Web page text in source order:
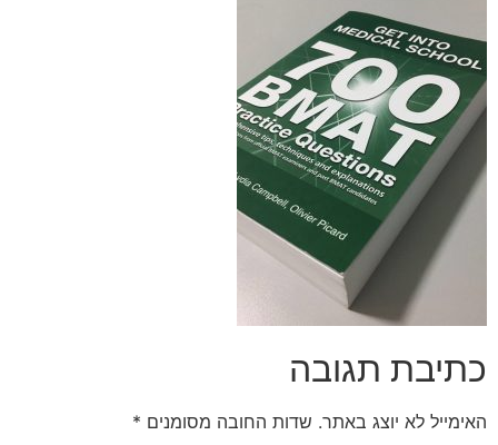
כתיבת תגובה
האימייל לא יוצג באתר. שדות החובה מסומנים *